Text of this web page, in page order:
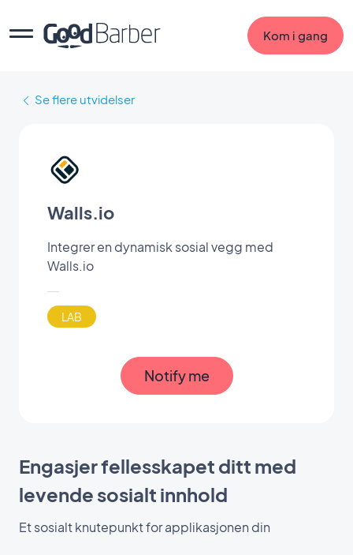
Kom i gang
Se flere utvidelser
Walls.io
Integrer en dynamisk sosial vegg med
Walls.io
LAB
Notify me
Engasjer fellesskapet ditt med
levende sosialt innhold
Et sosialt knutepunkt for applikasjonen din